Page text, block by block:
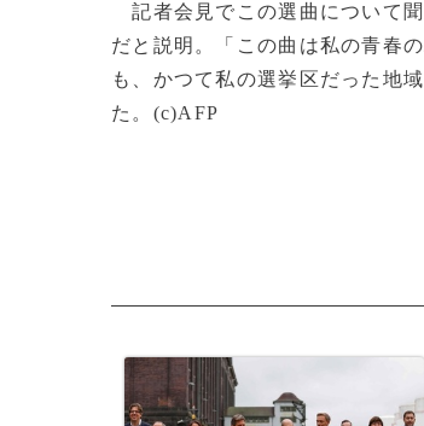
記者会見でこの選曲について
だと説明。「この曲は私の青春
も、かつて私の選挙区だった地
た。(c)AFP